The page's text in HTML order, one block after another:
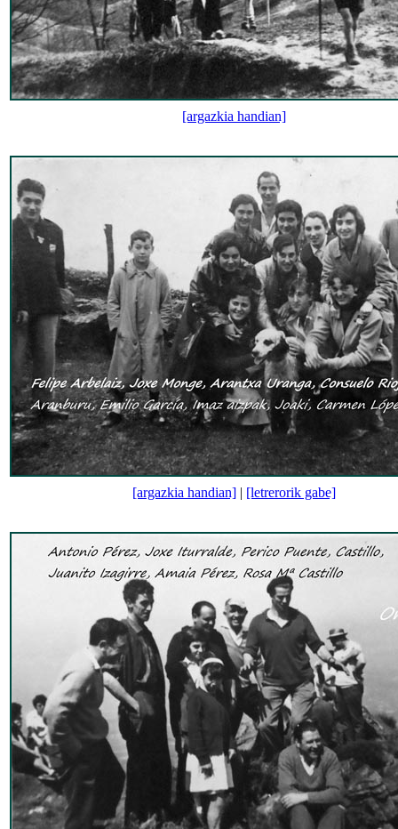
[argazkia handian]
[argazkia handian]| [letrerorik gabe]